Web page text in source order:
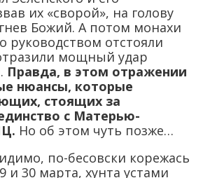
их «сворой», на голову
Божий. А потом монахи
руководством отстояли
мощный удар
Правда, в этом отражении
нюансы, которые
стоящих за
с Матерью-
Но об этом чуть позже…
по-бесовски корежась
и 30 марта, хунта устами